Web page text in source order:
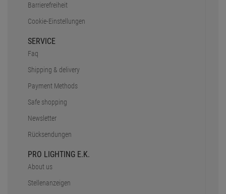
Barrierefreiheit
Cookie-Einstellungen
SERVICE
Faq
Shipping & delivery
Payment Methods
Safe shopping
Newsletter
Rücksendungen
PRO LIGHTING E.K.
About us
Stellenanzeigen